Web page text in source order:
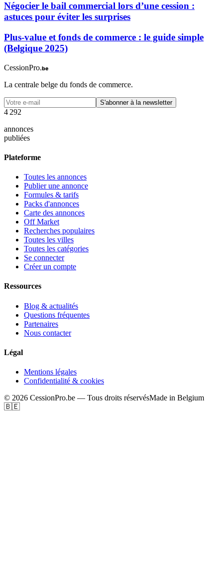
Négocier le bail commercial lors d’une cession :
astuces pour éviter les surprises
Plus-value et fonds de commerce : le guide simple
(Belgique 2025)
CessionPro.be
La centrale belge du fonds de commerce.
S'abonner à la newsletter
4 292
annonces
publiées
Plateforme
Toutes les annonces
Publier une annonce
Formules & tarifs
Packs d'annonces
Carte des annonces
Off Market
Recherches populaires
Toutes les villes
Toutes les catégories
Se connecter
Créer un compte
Ressources
Blog & actualités
Questions fréquentes
Partenaires
Nous contacter
Légal
Mentions légales
Confidentialité & cookies
© 2026 CessionPro.be — Tous droits réservésMade in Belgium
🇧🇪